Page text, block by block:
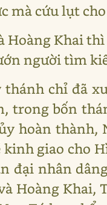
mà cứu lụt
Hoàng Khai
người tìm
thánh chỉ đã
trong bốn
hoàn thành,
giao cho
đại nhân
Hoàng Khai,